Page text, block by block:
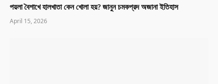
পয়লা বৈশাখে হালখাতা কেন খোলা হয়? জানুন চমকপ্রদ অজানা ইতিহাস
April 15, 2026